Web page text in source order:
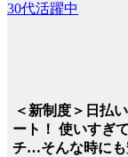
30代活躍中
＜新制度＞日払
ート！ 使いすぎ
チ…そんな時にも